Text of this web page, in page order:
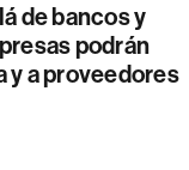
de bancos y
podrán
y a proveedores